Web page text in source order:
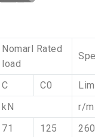
Nomarl Rated
load
C C0
kN
r/
71 125